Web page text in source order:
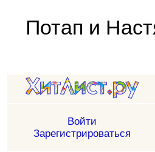
Потап и
Войти
Зарегистрироваться